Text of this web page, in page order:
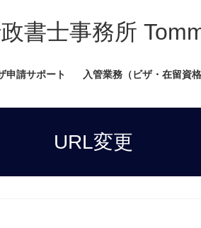
書士事務所
申請サポート 入管業務（ビザ・在留資
URL変更